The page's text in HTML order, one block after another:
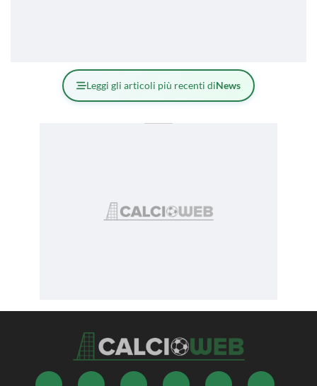
Leggi gli articoli più recenti diNews